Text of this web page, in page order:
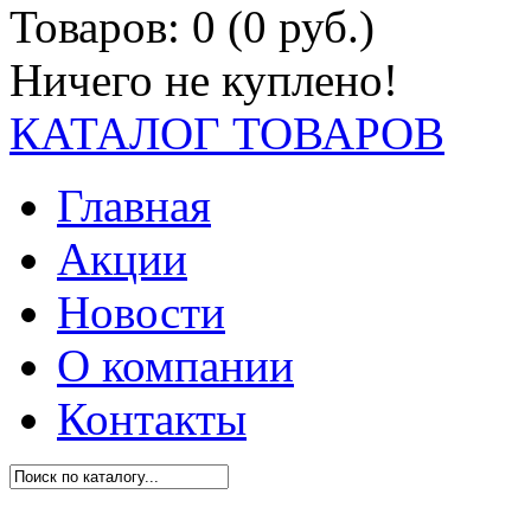
Товаров: 0 (0 руб.)
Ничего не куплено!
КАТАЛОГ ТОВАРОВ
Главная
Акции
Новости
О компании
Контакты